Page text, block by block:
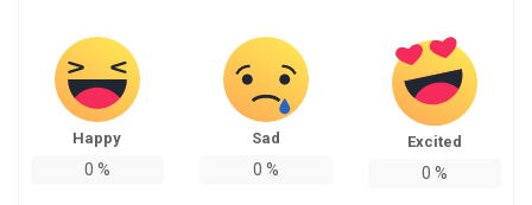
Happy
0 %
Sad
0 %
Excited
0 %